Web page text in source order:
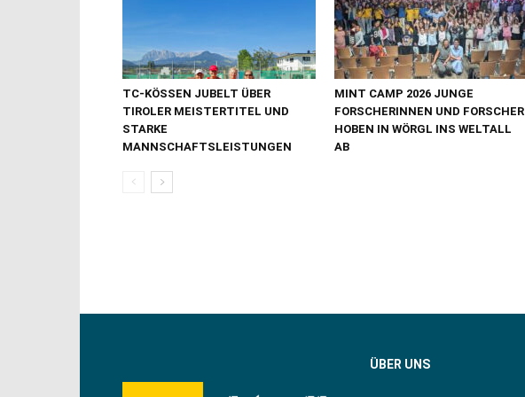
TC-KÖSSEN JUBELT ÜBER
TIROLER MEISTERTITEL UND
STARKE
MANNSCHAFTSLEISTUNGEN
MINT CAMP 2026 JUNGE
FORSCHERINNEN UND FORSCHER
HOBEN IN WÖRGL INS WELTALL
AB
ÜBER UNS